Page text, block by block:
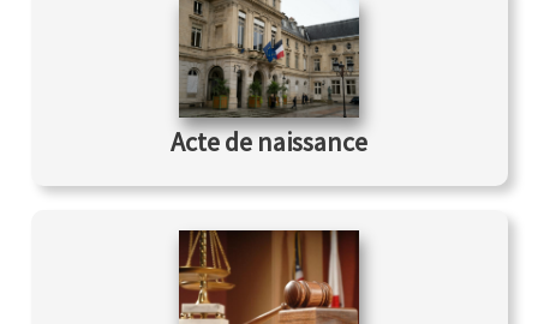
Acte de naissance